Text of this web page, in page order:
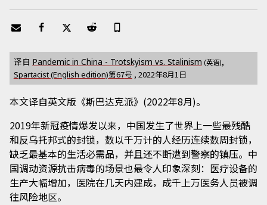
译自 Pandemic in China - Trotskyism vs. Stalinism (英语),
Spartacist (English edition)第67号 , 2022年8月1日
本文译自英文版《斯巴达克派》(2022年8月)。
2019年新冠疫情爆发以来，中国发生了世界上一些最残酷
和反乌托邦式的封锁，数以千万计的人经历连续数周封锁，
缺乏最基本的生活必需品，并且还不断遭到警察的镇压。中
国调动资源抗击病毒的场景也最令人印象深刻：医疗设备的
生产大幅增加，医院在几天内建成，成千上万医务人员被调
往风险地区。